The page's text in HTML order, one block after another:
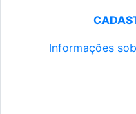
Informações